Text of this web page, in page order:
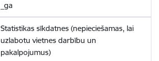
_ga
Statistikas sīkdatnes (nepieciešamas, lai
uzlabotu vietnes darbību un
pakalpojumus)